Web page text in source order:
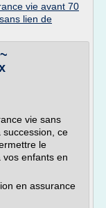
vie avant 70
lien de
vie sans
ce
le
enfants en
en assurance